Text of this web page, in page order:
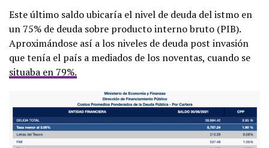
Este último saldo ubicaría el nivel de deuda del istmo en
un 75% de deuda sobre producto interno bruto (PIB).
Aproximándose así a los niveles de deuda post invasión
que tenía el país a mediados de los noventas, cuando se
situaba en 79%.